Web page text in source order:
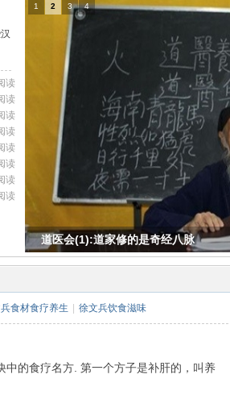
读
读
读
读
读
读
读
读
道医会(1):道家修的是奇经八脉
1 2 3 4
食材食疗养生 徐文兵饮食滋味
的食疗名方. 第一个方子是补肝的，叫养